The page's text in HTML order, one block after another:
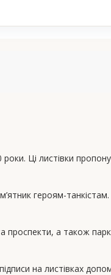
Ці листівки
героям-
проспекти, а також
на листівках